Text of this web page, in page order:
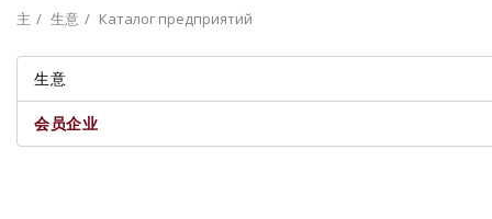
主 生意 Каталог предприятий
生意
会员企业